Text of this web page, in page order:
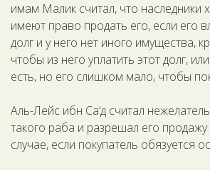
имам Малик считал, что наследники
имеют право продать его, если его
долг и у него нет иного имущества,
чтобы из него уплатить этот долг,
есть, но его слишком мало, чтобы
Аль-Лейс ибн Са‘д считал
такого раба и разрешал его
случае, если покупатель обязуется